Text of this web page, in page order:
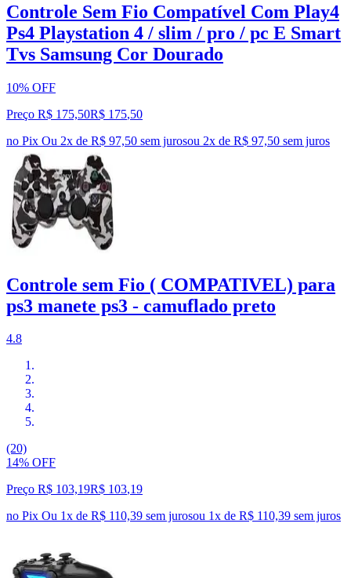
Controle Sem Fio Compatível Com Play4
Ps4 Playstation 4 / slim / pro / pc E Smart
Tvs Samsung Cor Dourado
10% OFF
Preço R$ 175,50R$ 175,50
no Pix Ou 2x de R$ 97,50 sem jurosou 2x de R$ 97,50 sem juros
Controle sem Fio ( COMPATIVEL) para
ps3 manete ps3 - camuflado preto
4.8
(20)
14% OFF
Preço R$ 103,19R$ 103,19
no Pix Ou 1x de R$ 110,39 sem jurosou 1x de R$ 110,39 sem juros